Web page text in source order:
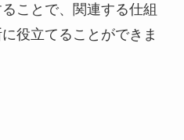
ことで、関連する仕組
役立てることができま